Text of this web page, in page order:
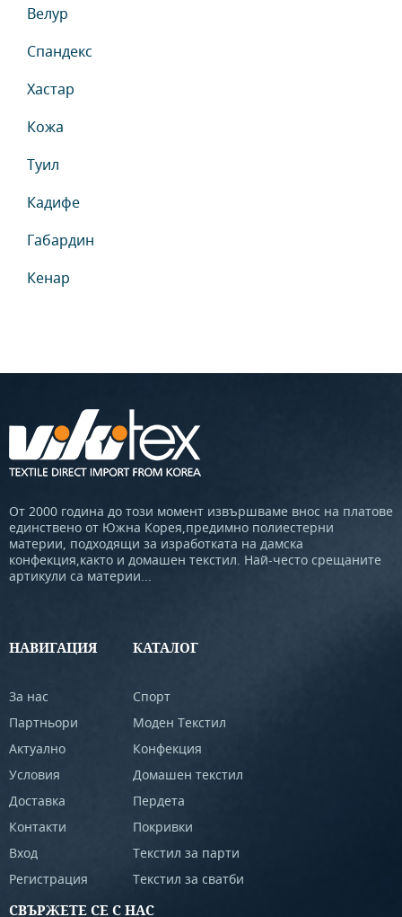
Велур
Спандекс
Хастар
Кожа
Туил
Кадифе
Габардин
Кенар
От 2000 година до този момент извършваме внос на платове
единствено от Южна Корея,предимно полиестерни
материи, подходящи за изработката на дамска
конфекция,както и домашен текстил. Най-често срещаните
артикули са материи...
НАВИГАЦИЯ
За нас
Партньори
Актуално
Условия
Доставка
Контакти
Вход
Регистрация
КАТАЛОГ
Спорт
Моден Текстил
Конфекция
Домашен текстил
Пердета
Покривки
Текстил за парти
Текстил за сватби
СВЪРЖЕТЕ СЕ С НАС